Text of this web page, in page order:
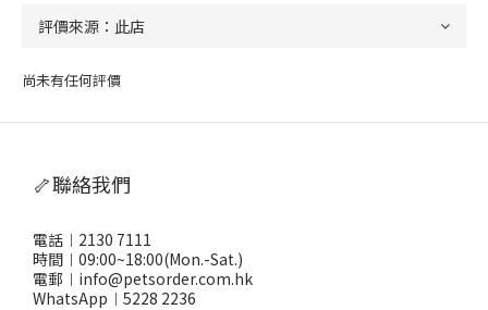
尚未有任何評價
🦴聯絡我們
電話︱2130 7111
時間︱09:00~18:00(Mon.-Sat.)
電郵︱info@petsorder.com.hk
WhatsApp︱ 5228 2236